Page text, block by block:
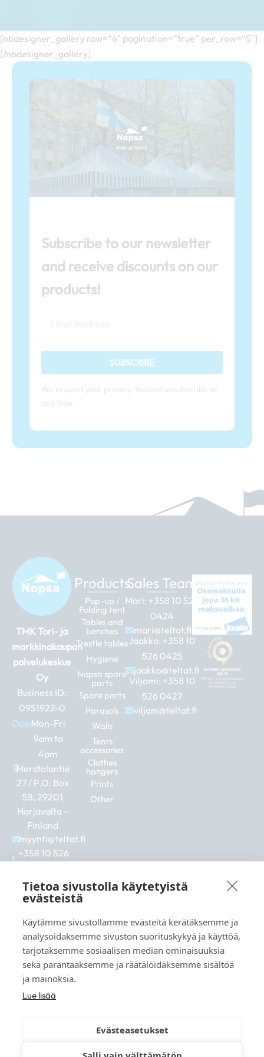
[nbdesigner_gallery row=”6″ pagination=”true” per_row=”5″]
[/nbdesigner_gallery]
Subscribe to our newsletter
and receive discounts on our
products!
SUBSCRIBE
TMK Tori- ja
markkinakaupan
palvelukeskus
Oy
Business ID:
0951922-0
Open:Mon-Fri
9am to
4pm
Merstolantie
27 / P.O. Box
58, 29201
Harjavalta –
Finland
myynti@teltat.fi
+358 10 526
F
a
c
b
o
o
k
I
n
s
a
g
r
a
m
L
i
n
e
d
i
n
Products
Pop-up /
Folding tent
Tables and
benches
Trestle tables
Hygiene
Nopsa spare
parts
Spare parts
Parasols
Walls
Tents
accessories
Clothes
hangers
Prints
Other
Sales Team
Mari: +358 10 526
0424
mari@teltat.fi
Jaakko: +358 10
526 0425
jaakko@teltat.fi
Viljami: +358 10
526 0427
viljam@teltat.fi
See also:
markkina.net
grillikeskus.fi
© 2026 teltat.fi – TMK Tori- ja markkinakaupan
Tietoa sivustolla käytetyistä
evästeistä
Käytämme sivustollamme evästeitä kerätäksemme ja
analysoidaksemme sivuston suorituskykyä ja käyttöä,
tarjotaksemme sosiaalisen median ominaisuuksia
sekä parantaaksemme ja räätälöidäksemme sisältöä
ja mainoksia.
Lue lisää
Evästeasetukset